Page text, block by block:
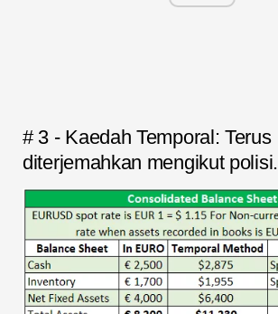
# 3 - Kaedah Temporal: Terus
diterjemahkan mengikut polisi.